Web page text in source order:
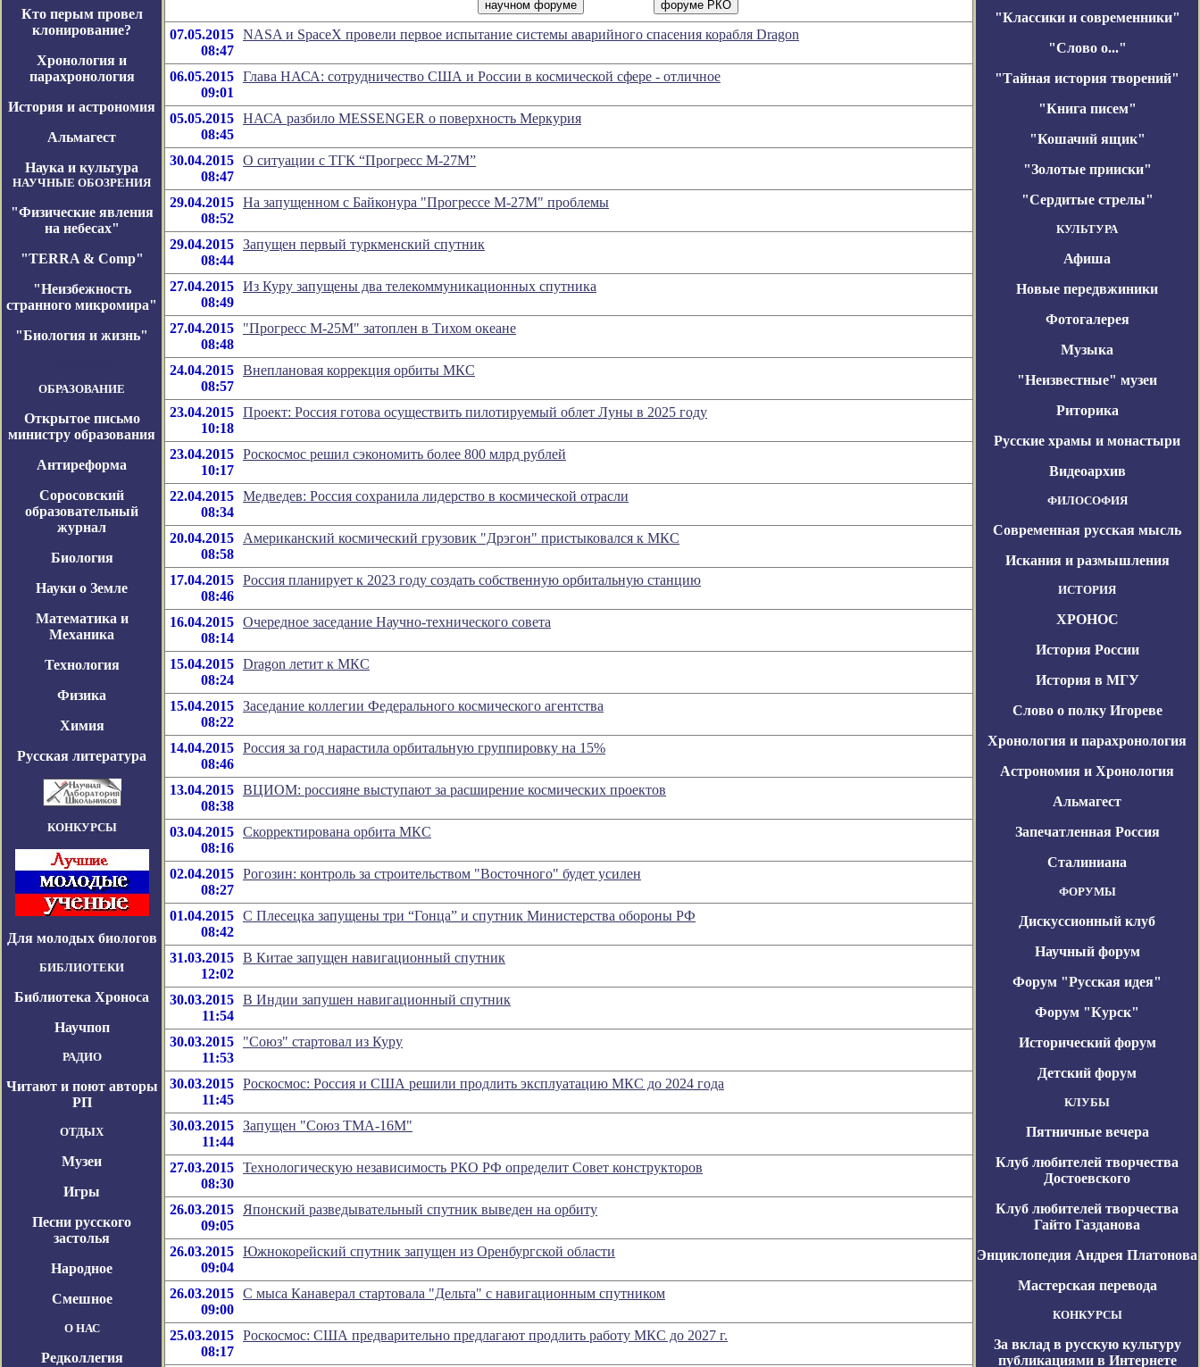
Кто перым провел
клонирование?
Хронология и
парахронология
История и астрономия
Альмагест
Наука и культура
НАУЧНЫЕ ОБОЗРЕНИЯ
"Физические явления
на небесах"
"TERRA & Comp"
"Неизбежность
странного микромира"
"Биология и жизнь"
ОБРАЗОВАНИЕ
Открытое письмо
министру образования
Антиреформа
Соросовский
образовательный
журнал
Биология
Науки о Земле
Математика и
Механика
Технология
Физика
Химия
Русская литература
КОНКУРСЫ
Для молодых биологов
БИБЛИОТЕКИ
Библиотека Хроноса
Научпоп
РАДИО
Читают и поют авторы
РП
ОТДЫХ
Музеи
Игры
Песни русского
застолья
Народное
Смешное
О НАС
Редколлегия
07.05.2015
08:47
NASA и SpaceX провели первое испытание системы аварийного спасения корабля Dragon
06.05.2015
09:01
Глава НАСА: сотрудничество США и России в космической сфере - отличное
05.05.2015
08:45
НАСА разбило MESSENGER о поверхность Меркурия
30.04.2015
08:47
О ситуации с ТГК “Прогресс М-27М”
29.04.2015
08:52
На запущенном с Байконура "Прогрессе М-27М" проблемы
29.04.2015
08:44
Запущен первый туркменский спутник
27.04.2015
08:49
Из Куру запущены два телекоммуникационных спутника
27.04.2015
08:48
"Прогресс М-25М" затоплен в Тихом океане
24.04.2015
08:57
Внеплановая коррекция орбиты МКС
23.04.2015
10:18
Проект: Россия готова осуществить пилотируемый облет Луны в 2025 году
23.04.2015
10:17
Роскосмос решил сэкономить более 800 млрд рублей
22.04.2015
08:34
Медведев: Россия сохранила лидерство в космической отрасли
20.04.2015
08:58
Американский космический грузовик "Дрэгон" пристыковался к МКС
17.04.2015
08:46
Россия планирует к 2023 году создать собственную орбитальную станцию
16.04.2015
08:14
Очередное заседание Научно-технического совета
15.04.2015
08:24
Dragon летит к МКС
15.04.2015
08:22
Заседание коллегии Федерального космического агентства
14.04.2015
08:46
Россия за год нарастила орбитальную группировку на 15%
13.04.2015
08:38
ВЦИОМ: россияне выступают за расширение космических проектов
03.04.2015
08:16
Скорректирована орбита МКС
02.04.2015
08:27
Рогозин: контроль за строительством "Восточного" будет усилен
01.04.2015
08:42
С Плесецка запущены три “Гонца” и спутник Министерства обороны РФ
31.03.2015
12:02
В Китае запущен навигационный спутник
30.03.2015
11:54
В Индии запушен навигационный спутник
30.03.2015
11:53
"Союз" стартовал из Куру
30.03.2015
11:45
Роскосмос: Россия и США решили продлить эксплуатацию МКС до 2024 года
30.03.2015
11:44
Запущен "Союз ТМА-16М"
27.03.2015
08:30
Технологическую независимость РКО РФ определит Совет конструкторов
26.03.2015
09:05
Японский разведывательный спутник выведен на орбиту
26.03.2015
09:04
Южнокорейский спутник запущен из Оренбургской области
26.03.2015
09:00
С мыса Канаверал стартовала "Дельта" с навигационным спутником
25.03.2015
08:17
Роскосмос: США предварительно предлагают продлить работу МКС до 2027 г.
"Классики и современники"
"Слово о..."
"Тайная история творений"
"Книга писем"
"Кошачий ящик"
"Золотые прииски"
"Сердитые стрелы"
КУЛЬТУРА
Афиша
Новые передвжиники
Фотогалерея
Музыка
"Неизвестные" музеи
Риторика
Русские храмы и монастыри
Видеоархив
ФИЛОСОФИЯ
Современная русская мысль
Искания и размышления
ИСТОРИЯ
ХРОНОС
История России
История в МГУ
Слово о полку Игореве
Хронология и парахронология
Астрономия и Хронология
Альмагест
Запечатленная Россия
Сталиниана
ФОРУМЫ
Дискуссионный клуб
Научный форум
Форум "Русская идея"
Форум "Курск"
Исторический форум
Детский форум
КЛУБЫ
Пятничные вечера
Клуб любителей творчества
Достоевского
Клуб любителей творчества
Гайто Газданова
Энциклопедия Андрея Платонова
Мастерская перевода
КОНКУРСЫ
За вклад в русскую культуру
публикациями в Интернете